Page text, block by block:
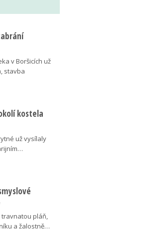
v Boršicích už
stavba
kostela
už vysílaly
pláň,
a žalostně…